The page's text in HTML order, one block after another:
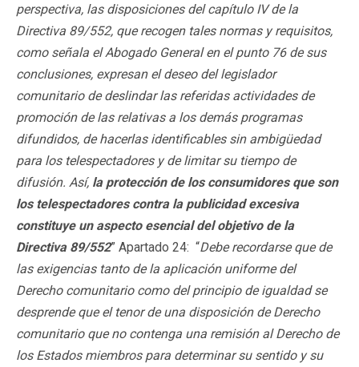
perspectiva, las disposiciones del capítulo IV de la
Directiva 89/552, que recogen tales normas y requisitos,
como señala el Abogado General en el punto 76 de sus
conclusiones, expresan el deseo del legislador
comunitario de deslindar las referidas actividades de
promoción de las relativas a los demás programas
difundidos, de hacerlas identificables sin ambigüedad
para los telespectadores y de limitar su tiempo de
difusión. Así, la protección de los consumidores que son
los telespectadores contra la publicidad excesiva
constituye un aspecto esencial del objetivo de la
Directiva 89/552” Apartado 24: “Debe recordarse que de
las exigencias tanto de la aplicación uniforme del
Derecho comunitario como del principio de igualdad se
desprende que el tenor de una disposición de Derecho
comunitario que no contenga una remisión al Derecho de
los Estados miembros para determinar su sentido y su